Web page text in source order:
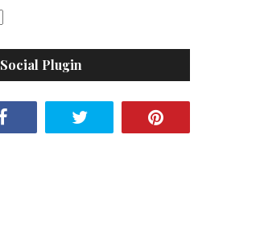
Social Plugin